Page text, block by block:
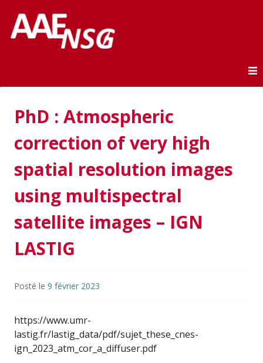
AAE-ENSG
PhD : Atmospheric
correction of very high
spatial resolution images
using multispectral
satellite images – IGN
LASTIG
Posté le 9 février 2023
https://www.umr-
lastig.fr/lastig_data/pdf/sujet_these_cnes-
ign_2023_atm_cor_a_diffuser.pdf